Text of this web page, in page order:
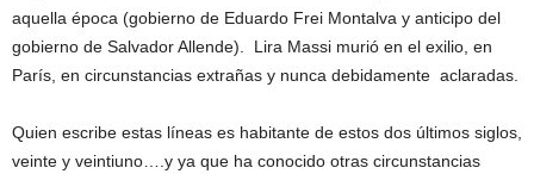
aquella época (gobierno de Eduardo Frei Montalva y anticipo del
gobierno de Salvador Allende). Lira Massi murió en el exilio, en
París, en circunstancias extrañas y nunca debidamente aclaradas.
Quien escribe estas líneas es habitante de estos dos últimos siglos,
veinte y veintiuno….y ya que ha conocido otras circunstancias